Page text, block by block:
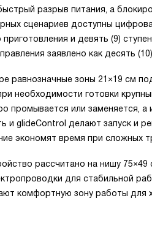
разрыв питания, а
сценариев доступны
и девять (9)
заявлено как десять (10).
равнозначные зоны 21×19 см
необходимости готовки
промывается или заменяется,
и glideControl делают запуск и
экономят время при сложных
рассчитано на нишу
для стабильной
комфортную зону работы для